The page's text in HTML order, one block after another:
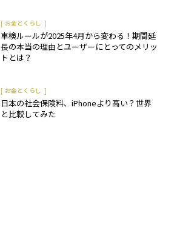
[ お金とくらし ]
車検ルールが2025年4月から変わる！期間延
長の本当の理由とユーザーにとってのメリッ
トとは？
[ お金とくらし ]
日本の社会保険料、iPhoneより高い？世界
と比較してみた